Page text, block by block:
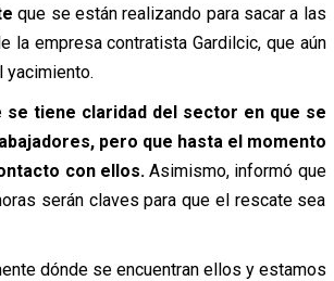
que se están realizando para sacar a las
la empresa contratista Gardilcic, que aún
yacimiento.
se tiene claridad del sector en que se
pero que hasta el momento
con ellos. Asimismo, informó que
serán claves para que el rescate sea
dónde se encuentran ellos y estamos